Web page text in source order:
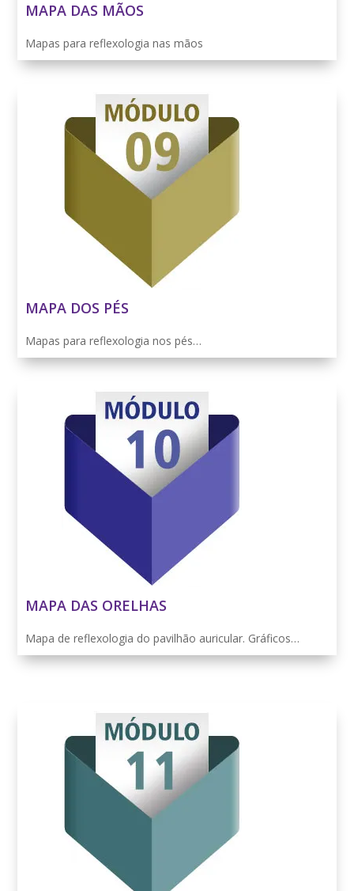
MAPA DAS MÃOS
Mapas para reflexologia nas mãos
MAPA DOS PÉS
Mapas para reflexologia nos pés…
MAPA DAS ORELHAS
Mapa de reflexologia do pavilhão auricular. Gráficos…